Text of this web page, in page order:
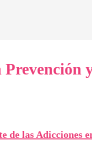
de las Adicciones